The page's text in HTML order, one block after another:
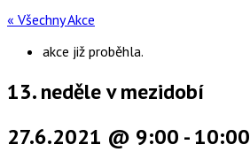
« Všechny Akce
akce již proběhla.
13. neděle v mezidobí
27.6.2021 @ 9:00 -10:00